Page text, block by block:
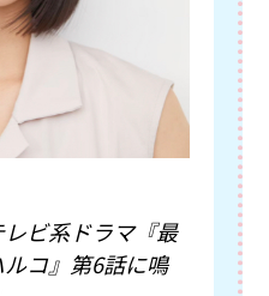
ビ系ドラマ『最
コ』第6話に鳴